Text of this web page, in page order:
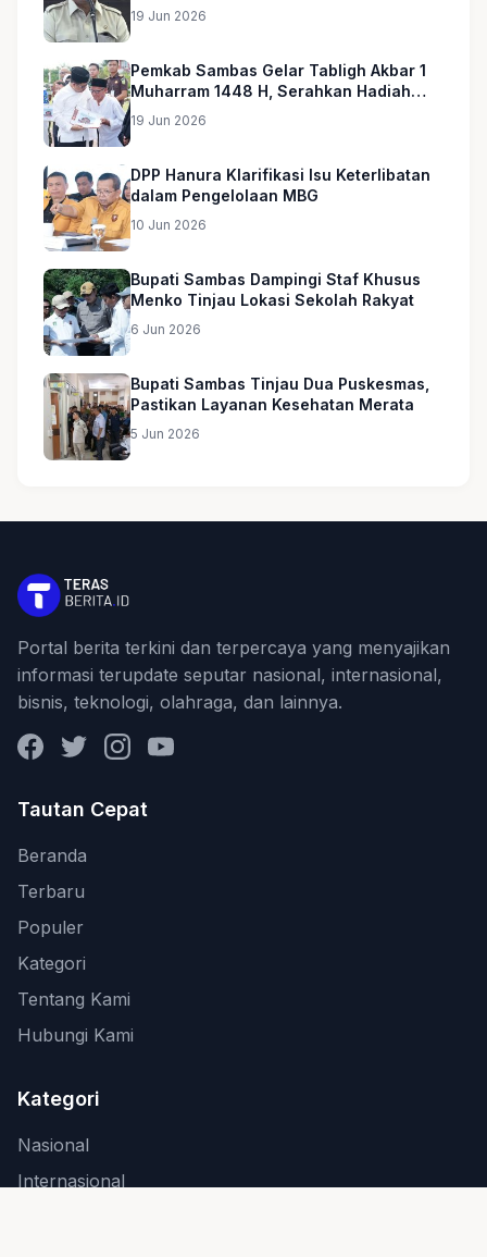
19 Jun 2026
Pemkab Sambas Gelar Tabligh Akbar 1
Muharram 1448 H, Serahkan Hadiah
Umroh untuk Guru Ngaji dan Imam
19 Jun 2026
DPP Hanura Klarifikasi Isu Keterlibatan
dalam Pengelolaan MBG
10 Jun 2026
Bupati Sambas Dampingi Staf Khusus
Menko Tinjau Lokasi Sekolah Rakyat
6 Jun 2026
Bupati Sambas Tinjau Dua Puskesmas,
Pastikan Layanan Kesehatan Merata
5 Jun 2026
Portal berita terkini dan terpercaya yang menyajikan
informasi terupdate seputar nasional, internasional,
bisnis, teknologi, olahraga, dan lainnya.
FacebookTwitterInstagramYouTube
Tautan Cepat
Beranda
Terbaru
Populer
Kategori
Tentang Kami
Hubungi Kami
Kategori
Nasional
Internasional